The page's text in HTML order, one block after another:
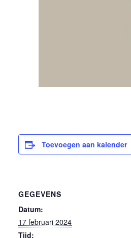
Toevoegen aan kalender
GEGEVENS
Datum:
17 februari 2024
Tijd: